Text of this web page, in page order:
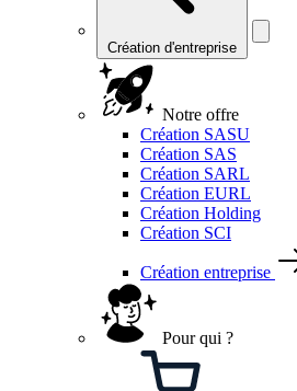
Création d'entreprise
Notre offre
Création SASU
Création SAS
Création SARL
Création EURL
Création Holding
Création SCI
Création entreprise
Pour qui ?